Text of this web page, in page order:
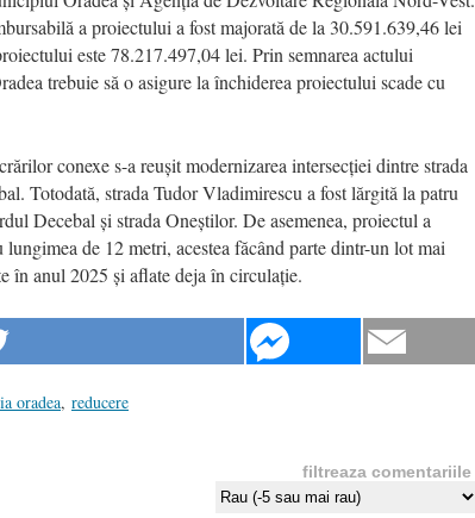
a proiectului a fost majorată de la 30.591.639,46 lei
este 78.217.497,04 lei. Prin semnarea actului
trebuie să o asigure la închiderea proiectului scade cu
conexe s-a reușit modernizarea intersecției dintre strada
Totodată, strada Tudor Vladimirescu a fost lărgită la patru
Decebal și strada Oneștilor. De asemenea, proiectul a
de 12 metri, acestea făcând parte dintr-un lot mai
în anul 2025 și aflate deja în circulație.
oradea, reducere
filtreaza comentariile